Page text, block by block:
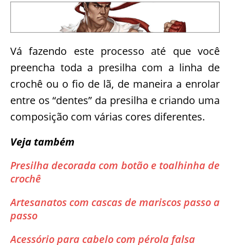
Vá fazendo este processo até que você
preencha toda a presilha com a linha de
crochê ou o fio de lã, de maneira a enrolar
entre os “dentes” da presilha e criando uma
composição com várias cores diferentes.
Veja também
Presilha decorada com botão e toalhinha de
crochê
Artesanatos com cascas de mariscos passo a
passo
Acessório para cabelo com pérola falsa